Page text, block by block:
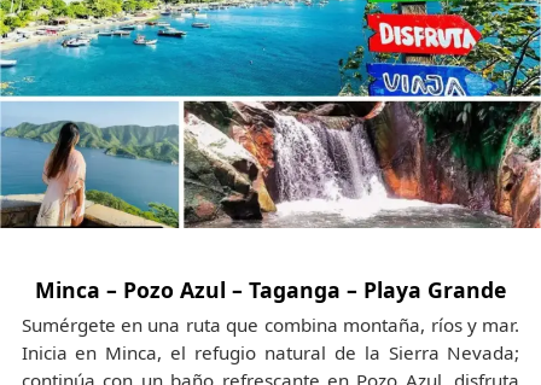
Minca – Pozo Azul – Taganga – Playa Grande
Sumérgete en una ruta que combina montaña, ríos y mar.
Inicia en Minca, el refugio natural de la Sierra Nevada;